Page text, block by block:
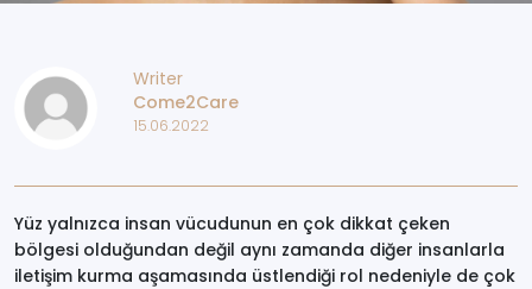
Writer
Come2Care
15.06.2022
Yüz yalnızca insan vücudunun en çok dikkat çeken
bölgesi olduğundan değil aynı zamanda diğer insanlarla
iletişim kurma aşamasında üstlendiği rol nedeniyle de çok